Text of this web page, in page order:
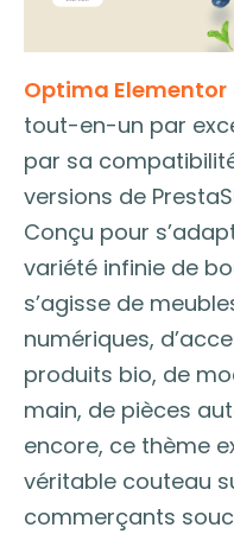
Optima Elementor
tout-en-un par
par sa
versions de
Conçu pour
variété infinie de
s’agisse de
numériques,
produits bio, de
main, de pièces
encore, ce thème
véritable couteau
commerçants